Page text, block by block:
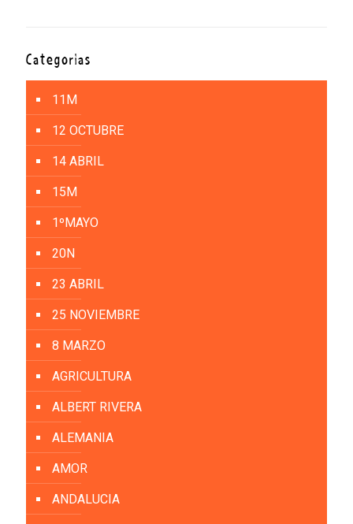
Categorías
11M
12 OCTUBRE
14 ABRIL
15M
1ºMAYO
20N
23 ABRIL
25 NOVIEMBRE
8 MARZO
AGRICULTURA
ALBERT RIVERA
ALEMANIA
AMOR
ANDALUCIA